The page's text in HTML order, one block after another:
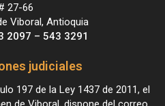
27-66
Viboral, Antioquia
2097 – 543 3291
judiciales
197 de la Ley 1437 de 2011, el